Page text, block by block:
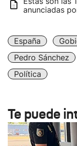
anunciadas
España
Pedro Sánchez
Política
Te puede